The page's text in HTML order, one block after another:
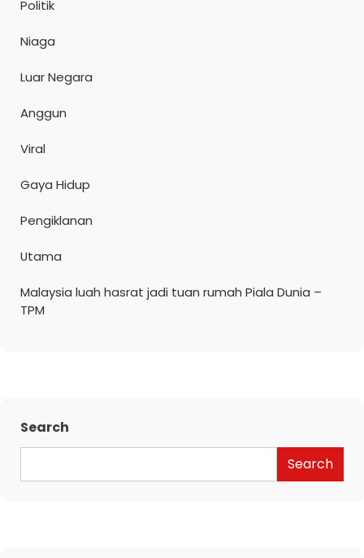
Politik
Niaga
Luar Negara
Anggun
Viral
Gaya Hidup
Pengiklanan
Utama
Malaysia luah hasrat jadi tuan rumah Piala Dunia –
TPM
Search
Search